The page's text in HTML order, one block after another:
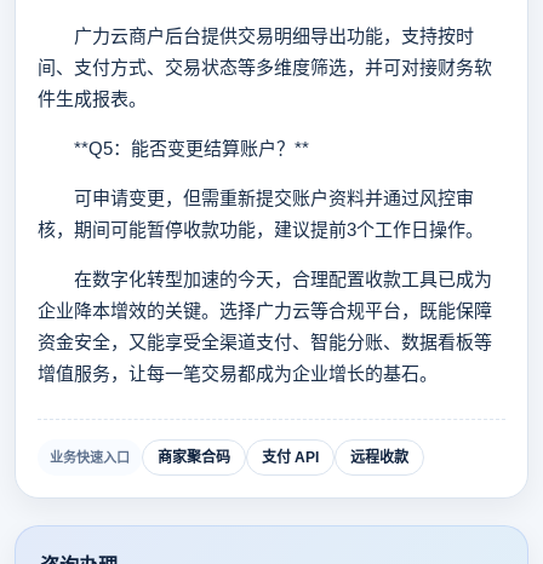
广力云商户后台提供交易明细导出功能，支持按时
间、支付方式、交易状态等多维度筛选，并可对接财务软
件生成报表。
**Q5：能否变更结算账户？**
可申请变更，但需重新提交账户资料并通过风控审
核，期间可能暂停收款功能，建议提前3个工作日操作。
在数字化转型加速的今天，合理配置收款工具已成为
企业降本增效的关键。选择广力云等合规平台，既能保障
资金安全，又能享受全渠道支付、智能分账、数据看板等
增值服务，让每一笔交易都成为企业增长的基石。
业务快速入口 商家聚合码 支付 API 远程收款